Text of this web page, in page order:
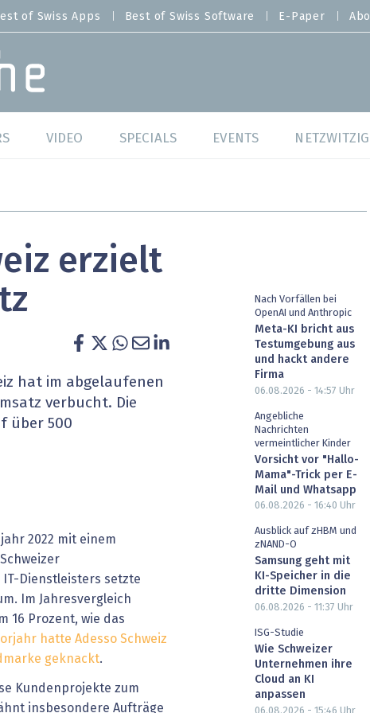
of Swiss Apps Best of Swiss Software E-Paper Abo
Swiss Software
Hana
wird digital
VIDEO SPECIALS
Cybersecurity
Cloud & Managed Services
IT for Health
Artificial Intelligence
Fintech & Insurtech
Professional AV & Digital Signage
EVENTS NETZWITZIG
erzielt
hat im abgelaufenen
verbucht. Die
über 500
2022 mit einem
Dienstleisters setzte
Im Jahresvergleich
16 Prozent, wie das
hatte Adesso Schweiz
geknackt.
Kundenprojekte zum
insbesondere Aufträge
Nach Vorfällen bei
OpenAI und Anthropic
Meta-KI bricht aus
Testumgebung aus
und hackt andere
Firma
06.08.2026 - 14:57 Uhr
Angebliche
Nachrichten
vermeintlicher Kinder
Vorsicht vor "Hallo-
Mama"-Trick per E-
Mail und Whatsapp
06.08.2026 - 16:40 Uhr
Ausblick auf zHBM und
zNAND-O
Samsung geht mit
KI-Speicher in die
dritte Dimension
06.08.2026 - 11:37 Uhr
ISG-Studie
Wie Schweizer
Unternehmen ihre
Cloud an KI
anpassen